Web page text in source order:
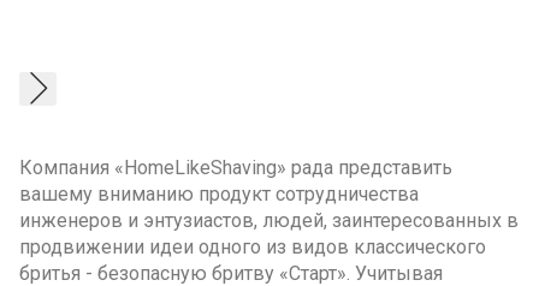
Компания «HomeLikeShaving» рада представить
вашему вниманию продукт сотрудничества
инженеров и энтузиастов, людей, заинтересованных в
продвижении идеи одного из видов классического
бритья - безопасную бритву «Старт». Учитывая